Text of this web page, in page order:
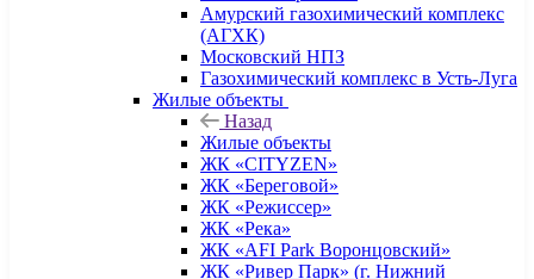
Амурский газохимический комплекс
(АГХК)
Московский НПЗ
Газохимический комплекс в Усть-Луга
Жилые объекты
Назад
Жилые объекты
ЖК «CITYZEN»
ЖК «Береговой»
ЖК «Режиссер»
ЖК «Река»
ЖК «AFI Park Воронцовский»
ЖК «Ривер Парк» (г. Нижний